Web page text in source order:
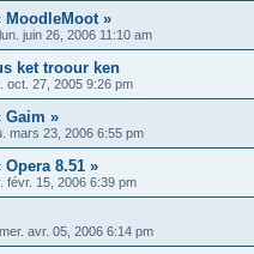
MoodleMoot »
lun. juin 26, 2006 11:10 am
ket troour ken
oct. 27, 2005 9:26 pm
Gaim »
mars 23, 2006 6:55 pm
8.51 »
févr. 15, 2006 6:39 pm
mer. avr. 05, 2006 6:14 pm